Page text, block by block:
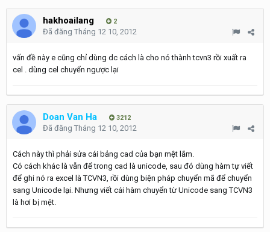
hakhoailang 2
Đã đăng Tháng 12 10, 2012
vấn đề này e cũng chỉ dùng dc cách là cho nó thành tcvn3 rồi xuất ra
cel . dùng cel chuyển ngược lại
Doan Van Ha 3212
Đã đăng Tháng 12 10, 2012
Cách này thì phải sửa cái bảng cad của bạn mệt lắm.
Có cách khác là vẫn để trong cad là unicode, sau đó dùng hàm tự viết
để ghi nó ra excel là TCVN3, rồi dùng biện pháp chuyển mã để chuyển
sang Unicode lại. Nhưng viết cái hàm chuyển từ Unicode sang TCVN3
là hơi bị mệt.